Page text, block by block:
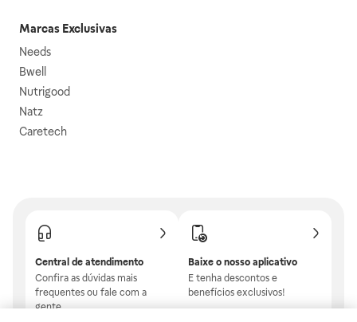
Marcas Exclusivas
Needs
Bwell
Nutrigood
Natz
Caretech
Central de atendimento
Confira as dúvidas mais
frequentes ou fale com a
gente.
Baixe o nosso aplicativo
E tenha descontos e
benefícios exclusivos!